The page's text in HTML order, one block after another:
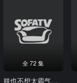
全 72 集
朕也不想太霸气动态漫画